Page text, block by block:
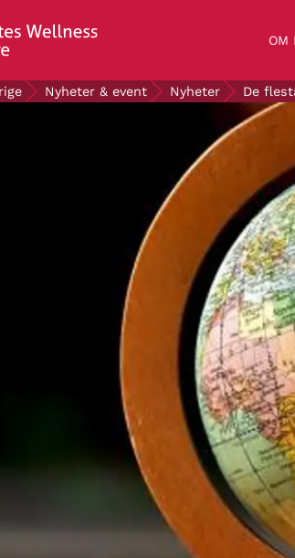
OM
Sverige
Nyheter & event Nyheter De